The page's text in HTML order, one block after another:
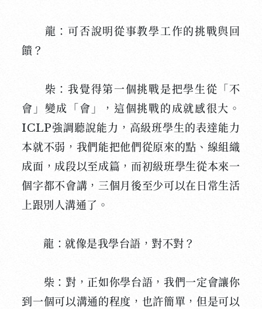
龍：可否說明從事教學工作的挑戰與回
饋？
柴：我覺得第一個挑戰是把學生從「不
會」變成「會」，這個挑戰的成就感很大。
ICLP強調聽說能力，高級班學生的表達能力
本就不弱，我們能把他們從原來的點、線組織
成面，成段以至成篇，而初級班學生從本來一
個字都不會講，三個月後至少可以在日常生活
上跟別人溝通了。
龍：就像是我學台語，對不對？
柴：對，正如你學台語，我們一定會讓你
到一個可以溝通的程度，也許簡單，但是可以